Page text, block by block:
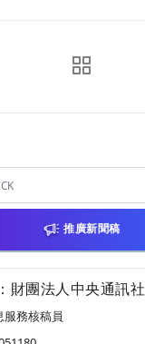
推廣新聞稿
財團法人中央通訊社
務核稿員